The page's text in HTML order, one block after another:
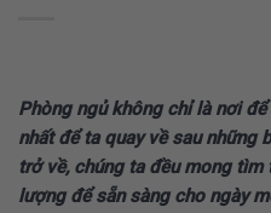
Phòng ngủ không chỉ là nơi
nhất để ta quay về sau những
trở về, chúng ta đều mong
lượng để sẵn sàng cho ngày